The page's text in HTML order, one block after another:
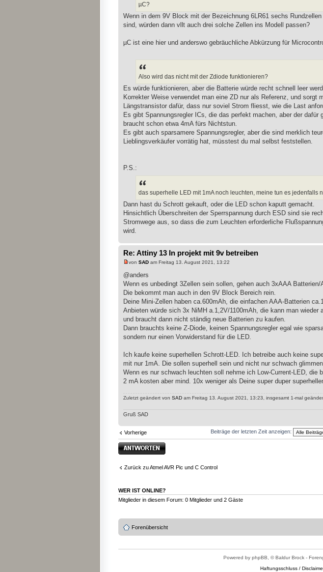
µC?
Wenn in dem 9V Block mit der Bezeichnung 6LR61 sechs
sind, würden dann vllt auch drei solche Zellen ins Modell passen?
µC ist eine hier und anderswo gebräuchliche Abkürzung für
Also wird das nicht mit der Zdiode funktionieren?
Es würde funktionieren, aber die Batterie würde recht schnell leer
Korrekter Weise verwendet man eine ZD nur als Referenz, und sorgt
Längstransistor dafür, dass nur soviel Strom fliesst, wie die Last
Es gibt Spannungsregler ICs, die das perfekt machen, aber der dafür
braucht schon etwa 4mA fürs Nichtstun.
Es gibt auch sparsamere Spannungsregler, aber die sind merklich
Lieblingsverkäufer vorrätig hat, müsstest du mal selbst feststellen.
P.S.:
das superhelle LED mit 1mA noch leuchten, meine tun es jedenfalls
Dann hast du Schrott gekauft, oder die LED schon kaputt gemacht.
Hinsichtlich Überschreiten der Sperrspannung durch ESD sind sie
Stromwege aus, so dass die zum Leuchten erforderliche
wird.
Re: Attiny 13 In projekt mit 9v betreiben
von SAD am Freitag 13. August 2021, 13:22
@anders
Wenn es unbedingt 3Zellen sein sollen, gehen auch 3xAAA Batterien/
Die bekommt man auch in den 9V Block Bereich rein.
Deine Mini-Zellen haben ca.600mAh, die einfachen AAA-Batterien
Anbieten würde sich 3x NiMH a.1,2V/1100mAh, die kann man wieder
und braucht dann nicht ständig neue Batterien zu kaufen.
Dann brauchts keine Z-Diode, keinen Spannungsregler egal wie
sondern nur einen Vorwiderstand für die LED.
Ich kaufe keine superhellen Schrott-LED. Ich betreibe auch keine
mit nur 1mA. Die sollen superhell sein und nicht nur schwach
Wenn es nur schwach leuchten soll nehme ich Low-Current-LED, die
2 mA kosten aber mind. 10x weniger als Deine super duper
Zuletzt geändert von SAD am Freitag 13. August 2021, 13:23, insgesamt 1-mal
Gruß SAD
Vorherige Beiträge der letzten Zeit anzeigen:
Antwort erstellen
Zurück zu Atmel AVR Pic und C Control
WER IST ONLINE?
Mitglieder in diesem Forum: 0 Mitglieder und 2 Gäste
Forenübersicht
Powered by phpBB, © Baldur Brock -
Haftungsschluss /